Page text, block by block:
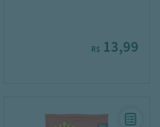
R$ 13,99